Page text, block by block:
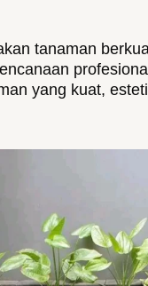
tanaman
yang kuat,